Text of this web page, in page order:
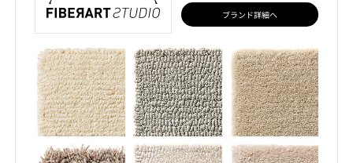
ブランド詳細へ